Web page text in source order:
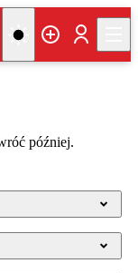
później.